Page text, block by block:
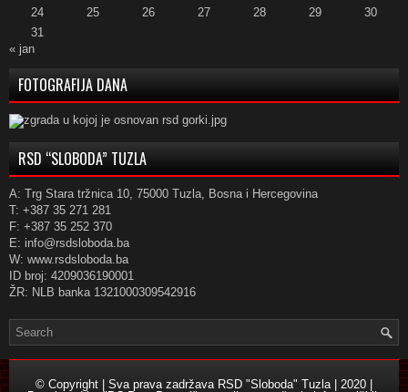
24
25 26 27 28 29
30
31
« jan
FOTOGRAFIJA DANA
RSD “SLOBODA” TUZLA
A: Trg Stara tržnica 10, 75000 Tuzla, Bosna i Hercegovina
T: +387 35 271 281
F: +387 35 252 370
E: info@rsdsloboda.ba
W: www.rsdsloboda.ba
ID broj: 4209036190001
ŽR: NLB banka 1321000309542916
© Copyright | Sva prava zadržava RSD "Sloboda" Tuzla | 2020 |